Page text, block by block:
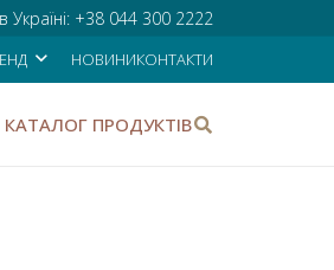
НОВИНИКОНТАКТИ
КАТАЛОГ ПРОДУКТІВ
+38 044 300 2222